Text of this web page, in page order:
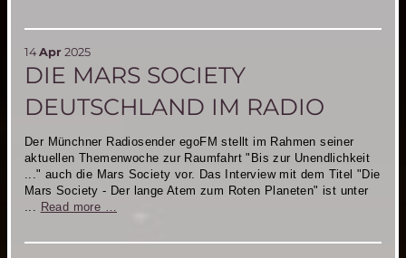
Mars
Society
ARD-
Mediathek
14 Apr 2025
DIE MARS SOCIETY
DEUTSCHLAND IM RADIO
Der Münchner Radiosender egoFM stellt im Rahmen seiner
aktuellen Themenwoche zur Raumfahrt "Bis zur Unendlichkeit
..." auch die Mars Society vor. Das Interview mit dem Titel "Die
Mars Society - Der lange Atem zum Roten Planeten" ist unter
Read more …